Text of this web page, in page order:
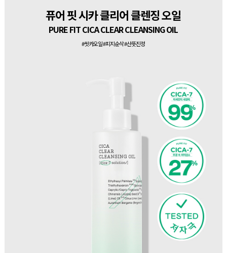
퓨어 핏 시카 클리어 클렌징 오일
PURE FIT CICA CLEAR CLEANSING OIL
#씻카오일 #피지순삭 #산뜻진정